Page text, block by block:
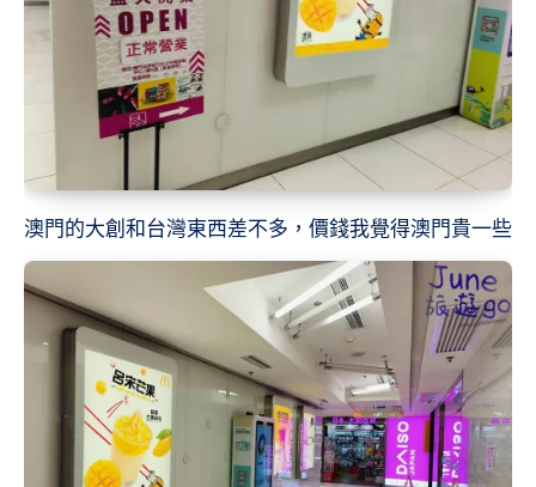
澳門的大創和台灣東西差不多，價錢我覺得澳門貴一些